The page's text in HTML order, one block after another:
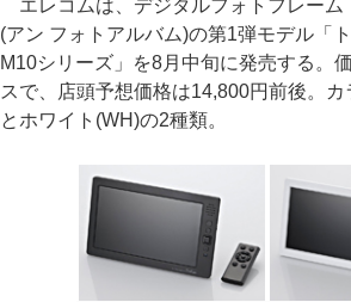
エレコムは、デジタルフォトフレーム
(アン フォトアルバム)の第1弾モデル「
M10シリーズ」を8月中旬に発売する。
スで、店頭予想価格は14,800円前後。
とホワイト(WH)の2種類。